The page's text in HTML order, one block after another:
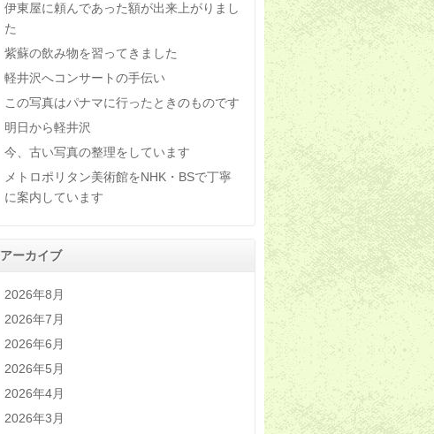
伊東屋に頼んであった額が出来上がりまし
た
紫蘇の飲み物を習ってきました
軽井沢へコンサートの手伝い
この写真はパナマに行ったときのものです
明日から軽井沢
今、古い写真の整理をしています
メトロポリタン美術館をNHK・BSで丁寧
に案内しています
アーカイブ
2026年8月
2026年7月
2026年6月
2026年5月
2026年4月
2026年3月